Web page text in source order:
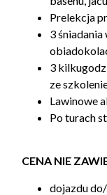
Prelekcja
3
3
ze
Lawinowe
Po turach
CENA NIE
dojazdu